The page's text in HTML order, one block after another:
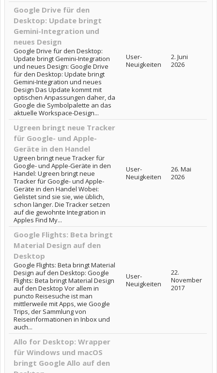
Google Drive für den
Desktop: Update bringt
Gemini-Integration und
neues Design
Google Drive für den Desktop:
Update bringt Gemini-Integration
und neues Design: Google Drive
für den Desktop: Update bringt
Gemini-Integration und neues
Design Das Update kommt mit
optischen Anpassungen daher, da
Google die Symbolpalette an das
aktuelle Workspace-Design...
User-
Neuigkeiten
2. Juni
2026
Ugreen bringt neue Tracker
für Google- und Apple-
Geräte in den Handel
Ugreen bringt neue Tracker für
Google- und Apple-Geräte in den
Handel: Ugreen bringt neue
Tracker für Google- und Apple-
Geräte in den Handel Wobei:
Gelistet sind sie sie, wie üblich,
schon länger. Die Tracker setzen
auf die gewohnte Integration in
Apples Find My...
User-
Neuigkeiten
26. Mai
2026
Google Flights: Beta bringt
Material Design auf den
Desktop
Google Flights: Beta bringt Material
Design auf den Desktop: Google
Flights: Beta bringt Material Design
auf den Desktop Vor allem in
puncto Reisesuche ist man
mittlerweile mit Apps, wie Google
Trips, der Sammlung von
Reiseinformationen in Inbox und
auch...
User-
Neuigkeiten
22.
November
2017
Allo for Desktop: Wrapper
für Windows und macOS
bringt Google Allo auf den